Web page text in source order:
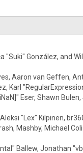
"Suki" González, and
Aaron van Geffen,
Karl
Eser, Shawn
"Lex" Kilpinen,
Mashby, Michael
Ballew, Jonathan